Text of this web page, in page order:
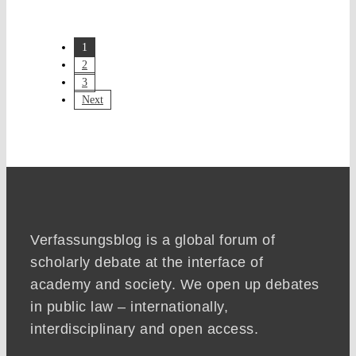
1
2
3
Next
Verfassungsblog is a global forum of
scholarly debate at the interface of
academy and society. We open up debates
in public law – internationally,
interdisciplinary and open access.